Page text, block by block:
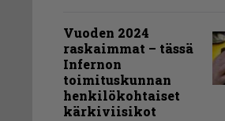
Vuoden 2024
raskaimmat – tässä
Infernon
toimituskunnan
henkilökohtaiset
kärkiviisikot